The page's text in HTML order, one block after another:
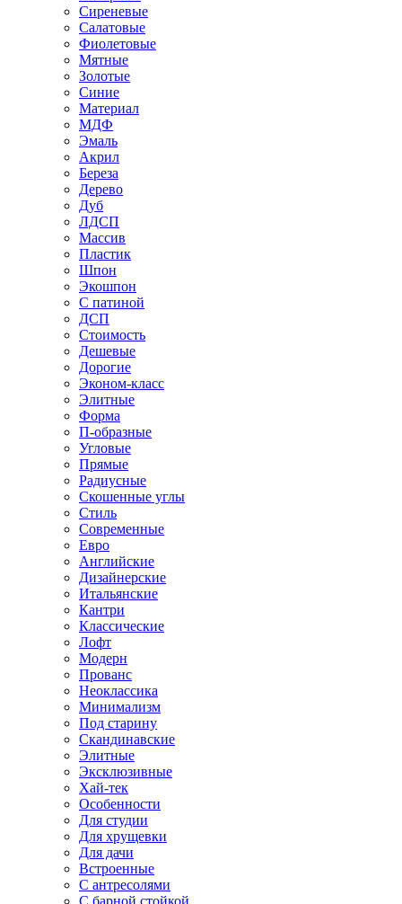
Сиреневые
Салатовые
Фиолетовые
Мятные
Золотые
Синие
Материал
МДФ
Эмаль
Акрил
Береза
Дерево
Дуб
ЛДСП
Массив
Пластик
Шпон
Экошпон
С патиной
ДСП
Стоимость
Дешевые
Дорогие
Эконом-класс
Элитные
Форма
П-образные
Угловые
Прямые
Радиусные
Скошенные углы
Стиль
Современные
Евро
Английские
Дизайнерские
Итальянские
Кантри
Классические
Лофт
Модерн
Прованс
Неоклассика
Минимализм
Под старину
Скандинавские
Элитные
Эксклюзивные
Хай-тек
Особенности
Для студии
Для хрущевки
Для дачи
Встроенные
С антресолями
С барной стойкой